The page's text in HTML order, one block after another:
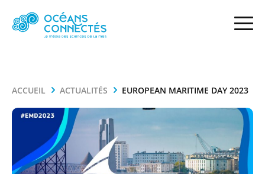
ACCUEIL ACTUALITÉS EUROPEAN MARITIME DAY 2023